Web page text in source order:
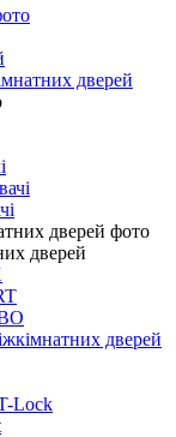
дверей
дверей
дверей
Lock